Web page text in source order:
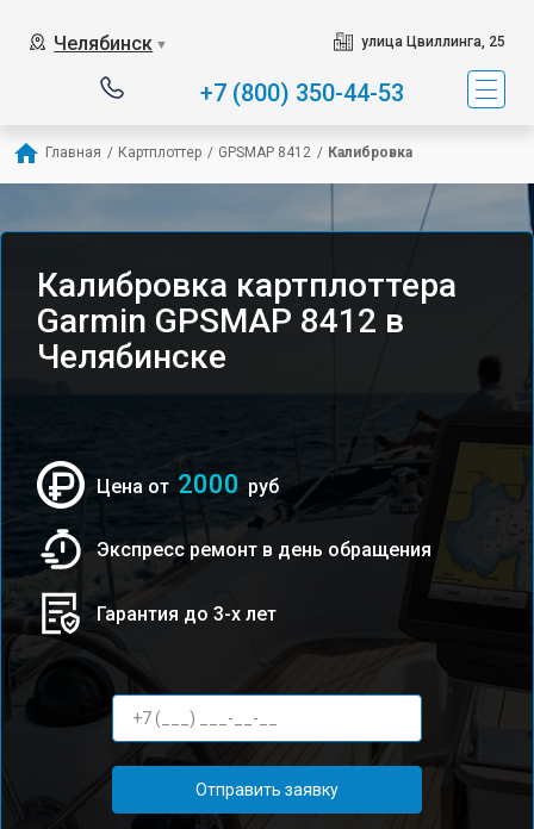
Челябинск ▼ улица Цвиллинга, 25
+7 (800) 350-44-53
Главная / Картплоттер / GPSMAP 8412 / Калибровка
Калибровка картплоттера
Garmin GPSMAP 8412 в
Челябинске
Цена от 2000 руб
Экспресс ремонт в день обращения
Гарантия до 3-х лет
Отправить заявку